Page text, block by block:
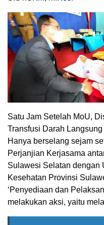
Satu Jam Setelah MoU,
Transfusi Darah
Hanya berselang sejam
Perjanjian Kerjasama
Sulawesi Selatan dengan
Kesehatan Provinsi
‘Penyediaan dan
melakukan aksi, yaitu